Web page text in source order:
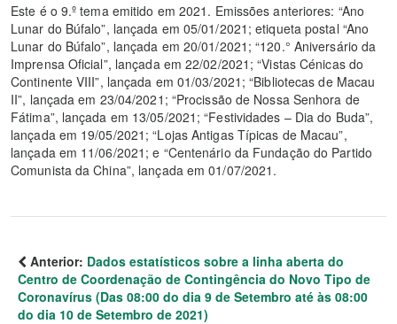
Este é o 9.º tema emitido em 2021. Emissões anteriores: “Ano
Lunar do Búfalo”, lançada em 05/01/2021; etiqueta postal “Ano
Lunar do Búfalo”, lançada em 20/01/2021; “120.° Aniversário da
Imprensa Oficial”, lançada em 22/02/2021; “Vistas Cénicas do
Continente VIII”, lançada em 01/03/2021; “Bibliotecas de Macau
II”, lançada em 23/04/2021; “Procissão de Nossa Senhora de
Fátima”, lançada em 13/05/2021; “Festividades – Dia do Buda”,
lançada em 19/05/2021; “Lojas Antigas Típicas de Macau”,
lançada em 11/06/2021; e “Centenário da Fundação do Partido
Comunista da China”, lançada em 01/07/2021.
Anterior: Dados estatísticos sobre a linha aberta do
Centro de Coordenação de Contingência do Novo Tipo de
Coronavírus (Das 08:00 do dia 9 de Setembro até às 08:00
do dia 10 de Setembro de 2021)